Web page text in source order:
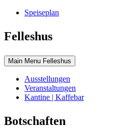
Speiseplan
Felleshus
Main Menu Felleshus
Ausstellungen
Veranstaltungen
Kantine | Kaffebar
Botschaften